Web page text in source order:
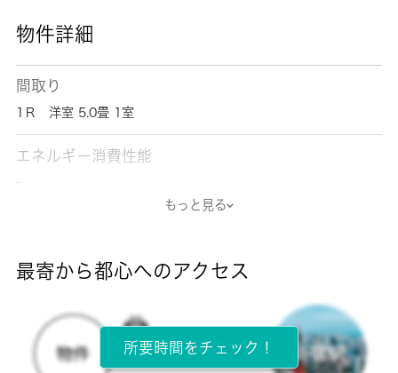
物件詳細
間取り
1Ｒ 洋室 5.0畳 1室
エネルギー消費性能
-
所在階
もっと見る
最寄から都心へのアクセス
所要時間をチェック！